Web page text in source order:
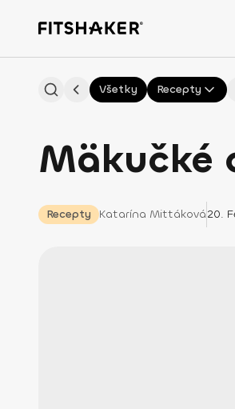
Všetky Recepty
Mäkučké
Recepty Katarína Mittáková20.